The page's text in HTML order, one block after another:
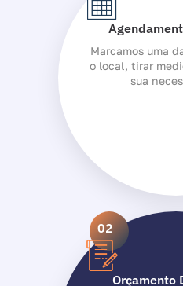
Marcamos uma
o local, tirar
sua
02
Orçamento